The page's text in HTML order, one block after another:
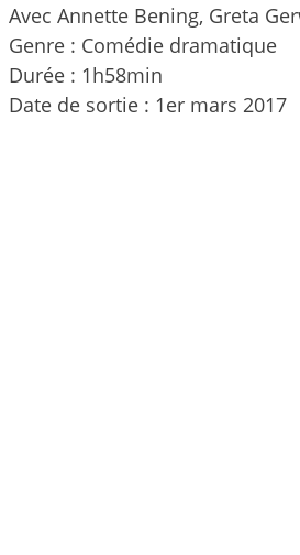
Avec Annette Bening, Greta
Genre : Comédie dramatique
Durée : 1h58min
Date de sortie : 1er mars 2017